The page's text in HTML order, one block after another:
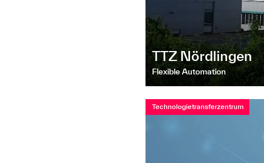
TTZ Nördlingen
Flexible Automation
Technologietransferzentrum